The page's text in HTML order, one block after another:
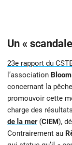
Un «
23e rapport du
l’association Bloom
concernant la
promouvoir cette
charge des
de la mer(CIEM),
Contrairement au